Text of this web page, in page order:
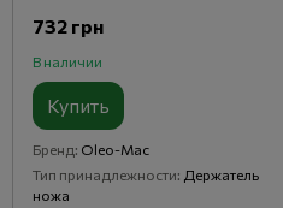
732 грн
В наличии
Купить
Бренд Oleo-Mac
Тип принадлежности Держатель
ножа